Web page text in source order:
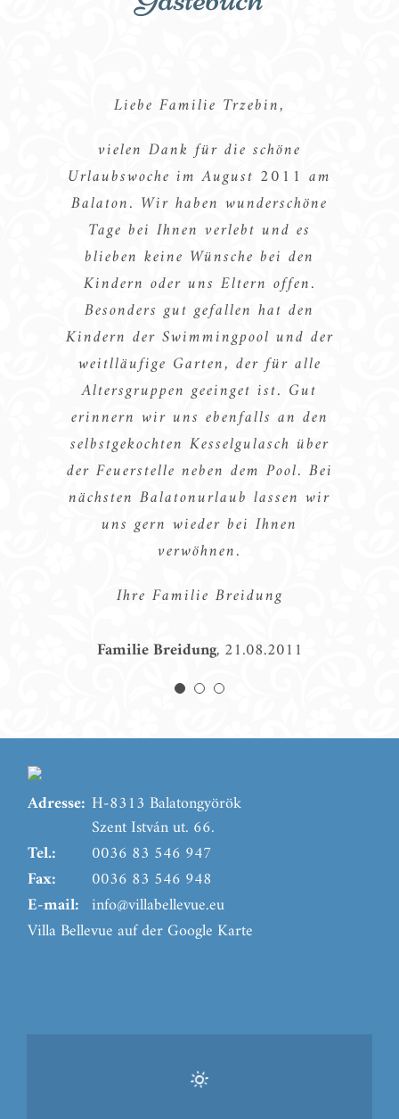
Liebe Familie Trzebin,
vielen Dank für die schöne
Urlaubswoche im August 2011 am
Balaton. Wir haben wunderschöne
Tage bei Ihnen verlebt und es
blieben keine Wünsche bei den
Kindern oder uns Eltern offen.
Besonders gut gefallen hat den
Kindern der Swimmingpool und der
weitlläufige Garten, der für alle
Altersgruppen geeinget ist. Gut
erinnern wir uns ebenfalls an den
selbstgekochten Kesselgulasch über
der Feuerstelle neben dem Pool. Bei
nächsten Balatonurlaub lassen wir
uns gern wieder bei Ihnen
verwöhnen.
Ihre Familie Breidung
Familie Breidung, 21.08.2011
…von „Villa Bellevue“ hat man
Ausblick sondern man gewinnt
auch einen schönen Einblick in
Ihre Gastfreundschaft und
Herzlichkeit. Die kunstvolle
Frühstücksdekoration, die
geschmackvollen Räumlichkeiten
sowie der gediegene Naturgarten
bilden ein „rundum“
Wohlfühlpaket…
aus dem Gästebuch 23.01.2012
…sechs viel zu kurze, schöne Tage.
das leckere Frühstück und vor
allem für die liebevolle Art, die uns
stets das Gefühl gab hierher zu
gehören…
aus dem Gästebuch 23.01.2012
Adresse: H-8313 Balatongyörök
Szent István ut. 66.
Tel.:
0036 83 546 947
Fax:
0036 83 546 948
E-mail: info@villabellevue.eu
Villa Bellevue auf der Google Karte